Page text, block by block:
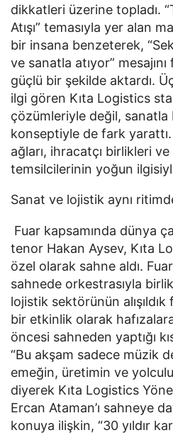
dikkatleri üzerine topladı.
Atışı” temasıyla yer alan
bir insana benzeterek,
ve sanatla atıyor”
güçlü bir şekilde aktardı.
ilgi gören Kıta Logistics
çözümleriyle değil, sanatla
konseptiyle de fark
ağları, ihracatçı birlikleri
temsilcilerinin yoğun
Sanat ve lojistik aynı
Fuar kapsamında dünya
tenor Hakan Aysev, Kıta
özel olarak sahne aldı.
sahnede orkestrasıyla
lojistik sektörünün
bir etkinlik olarak
öncesi sahneden yaptığı
“Bu akşam sadece müzik
emeğin, üretimin ve
diyerek Kıta Logistics
Ercan Ataman’ı sahneye
konuya ilişkin, “30 yıldır